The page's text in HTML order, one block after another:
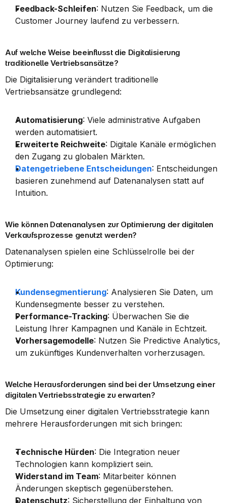
Feedback-Schleifen: Nutzen Sie Feedback, um die
Customer Journey laufend zu verbessern.
Auf welche Weise beeinflusst die Digitalisierung
traditionelle Vertriebsansätze?
Die Digitalisierung verändert traditionelle
Vertriebsansätze grundlegend:
Automatisierung: Viele administrative Aufgaben
werden automatisiert.
Erweiterte Reichweite: Digitale Kanäle ermöglichen
den Zugang zu globalen Märkten.
Datengetriebene Entscheidungen: Entscheidungen
basieren zunehmend auf Datenanalysen statt auf
Intuition.
Wie können Datenanalysen zur Optimierung der digitalen
Verkaufsprozesse genutzt werden?
Datenanalysen spielen eine Schlüsselrolle bei der
Optimierung:
Kundensegmentierung: Analysieren Sie Daten, um
Kundensegmente besser zu verstehen.
Performance-Tracking: Überwachen Sie die
Leistung Ihrer Kampagnen und Kanäle in Echtzeit.
Vorhersagemodelle: Nutzen Sie Predictive Analytics,
um zukünftiges Kundenverhalten vorherzusagen.
Welche Herausforderungen sind bei der Umsetzung einer
digitalen Vertriebsstrategie zu erwarten?
Die Umsetzung einer digitalen Vertriebsstrategie kann
mehrere Herausforderungen mit sich bringen:
Technische Hürden: Die Integration neuer
Technologien kann kompliziert sein.
Widerstand im Team: Mitarbeiter können
Änderungen skeptisch gegenüberstehen.
Datenschutz: Sicherstellung der Einhaltung von